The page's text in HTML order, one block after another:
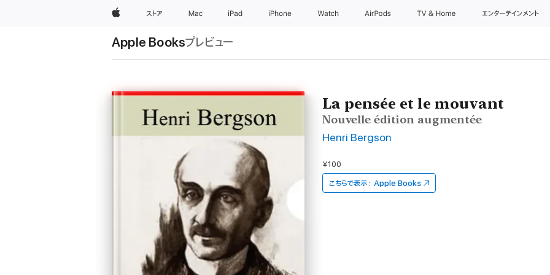
Appleストア Mac iPad iPhone Watch AirPods TV & Home エンターテインメント
Apple Booksプレビュー
La pensée et le mouvant
Nouvelle édition augmentée
Henri Bergson
¥100
こちらで表示： Apple Books